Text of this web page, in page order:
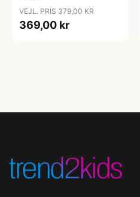
VEJL. PRIS 379,00 KR
369,00 kr